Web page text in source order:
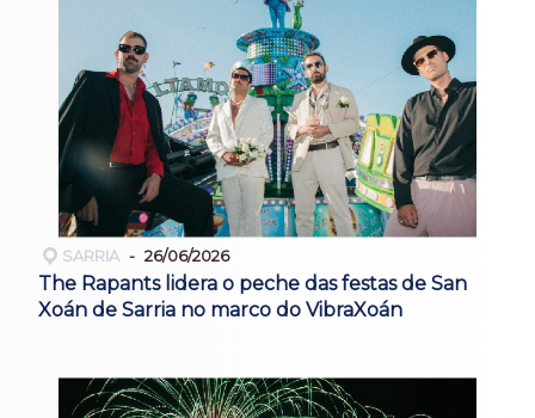
SARRIA 26/06/2026
The Rapants lidera o peche das festas de San
Xoán de Sarria no marco do VibraXoán